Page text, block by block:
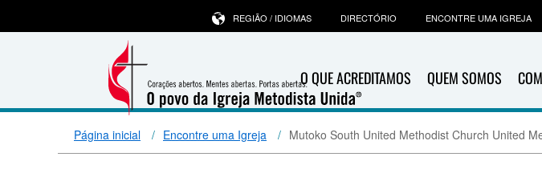
O QUE ACREDITAMOS QUEM SOMOS
REGIÃO / IDIOMAS DIRECTÓRIO ENCONTRE UMA IGREJA
Página inicial Encontre uma Igreja Mutoko South United Methodist Church United